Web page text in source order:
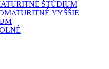
ŠTÚDIUM
VYŠŠIE